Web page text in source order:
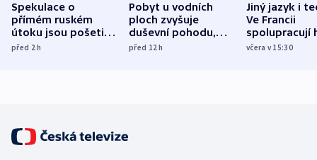
Spekulace o
přímém ruském
útoku jsou pošetilé,
míní estonský
před 2h
Pobyt u vodních
ploch zvyšuje
duševní pohodu,
ukázala
před 12h
Jiný jazyk i
Ve Francii
spolupracují
různých zemí
včera v 15:30